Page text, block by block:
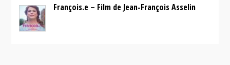
François.e – Film de Jean-François Asselin